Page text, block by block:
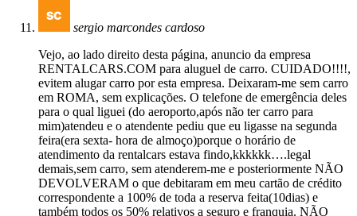
sergio marcondes cardoso
Vejo, ao lado direito desta página, anuncio da empresa
RENTALCARS.COM para aluguel de carro. CUIDADO!!!!,
evitem alugar carro por esta empresa. Deixaram-me sem carro
em ROMA, sem explicações. O telefone de emergência deles
para o qual liguei (do aeroporto,após não ter carro para
mim)atendeu e o atendente pediu que eu ligasse na segunda
feira(era sexta- hora de almoço)porque o horário de
atendimento da rentalcars estava findo,kkkkkk….legal
demais,sem carro, sem atenderem-me e posteriormente NÃO
DEVOLVERAM o que debitaram em meu cartão de crédito
correspondente a 100% de toda a reserva feita(10dias) e
também todos os 50% relativos a seguro e franquia. NÃO